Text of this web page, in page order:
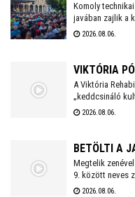
Komoly
javában zajlik a
Péntek estétől
mindenképpen
2026.08.06.
VIKTÓRIA
A Viktória
„keddcsináló
ezúttal is
2026.08.06.
BETÖLTI A
Megtelik
9. között neves
Regia Feszten.
2026.08.06.